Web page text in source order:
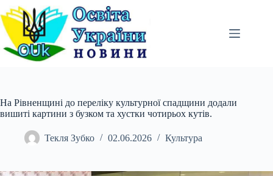
Перейти
до
вмісту
На Рівненщині до переліку культурної спадщини додали
вишиті картини з бузком та хустки чотирьох кутів.
Текля Зубко 02.06.2026 Культура